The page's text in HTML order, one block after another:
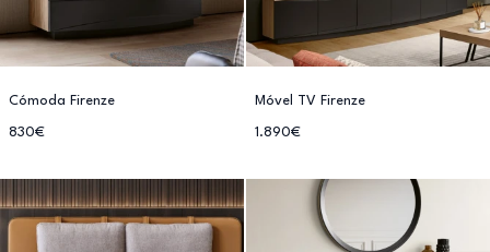
Cómoda Firenze
830€
Móvel TV Firenze
1.890€